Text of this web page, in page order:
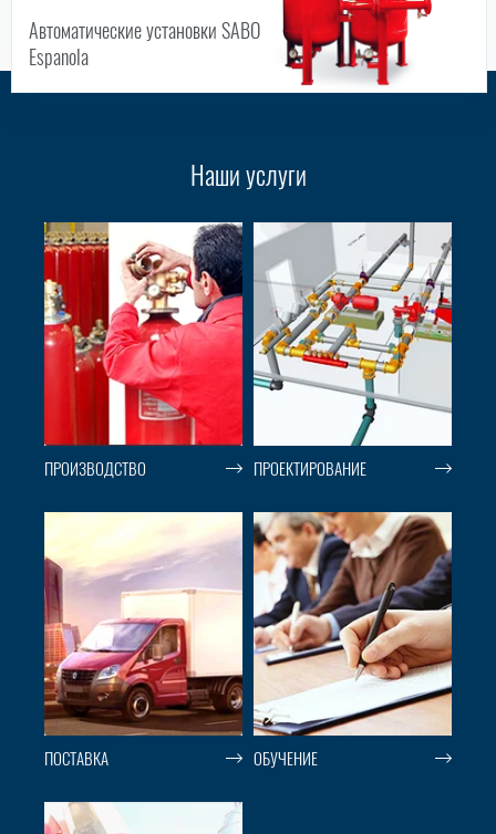
Автоматические установки SABO
Espanola
Наши услуги
ПРОИЗВОДСТВО ПРОЕКТИРОВАНИЕ
ПОСТАВКА ОБУЧЕНИЕ